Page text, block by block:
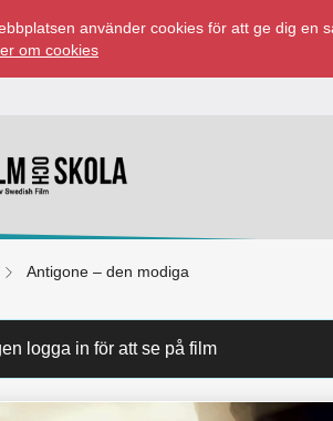
använder cookies för att ge dig en
om cookies
Antigone – den modiga
logga in för att se på film